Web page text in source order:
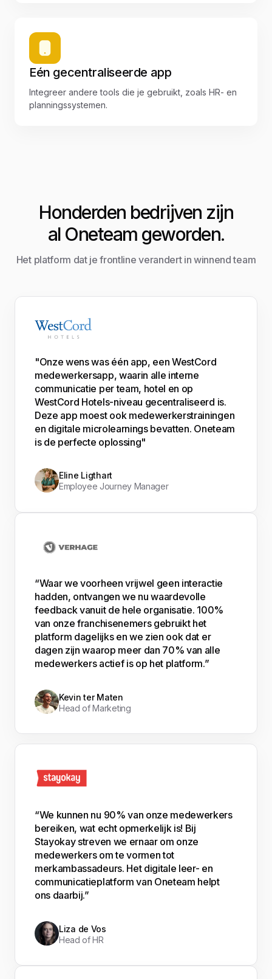
Eén gecentraliseerde app
Integreer andere tools die je gebruikt, zoals HR- en
planningssystemen.
Honderden bedrijven zijn
al Oneteam geworden.
Het platform dat je frontline verandert in winnend team
"Onze wens was één app, een WestCord
medewerkersapp, waarin alle interne
communicatie per team, hotel en op
WestCord Hotels-niveau gecentraliseerd is.
Deze app moest ook medewerkerstrainingen
en digitale microlearnings bevatten. Oneteam
is de perfecte oplossing"
Eline Ligthart
Employee Journey Manager
“Waar we voorheen vrijwel geen interactie
hadden, ontvangen we nu waardevolle
feedback vanuit de hele organisatie. 100%
van onze franchisenemers gebruikt het
platform dagelijks en we zien ook dat er
dagen zijn waarop meer dan 70% van alle
medewerkers actief is op het platform.”
Kevin ter Maten
Head of Marketing
“We kunnen nu 90% van onze medewerkers
bereiken, wat echt opmerkelijk is! Bij
Stayokay streven we ernaar om onze
medewerkers om te vormen tot
merkambassadeurs. Het digitale leer- en
communicatieplatform van Oneteam helpt
ons daarbij.”
Liza de Vos
Head of HR